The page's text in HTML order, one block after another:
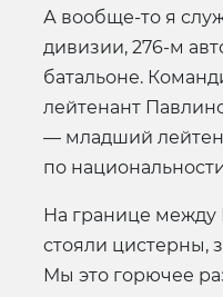
А вообще-то я
дивизии, 276-м
батальоне.
лейтенант
— младший
по
На границе
стояли цистерны,
Мы это горючее